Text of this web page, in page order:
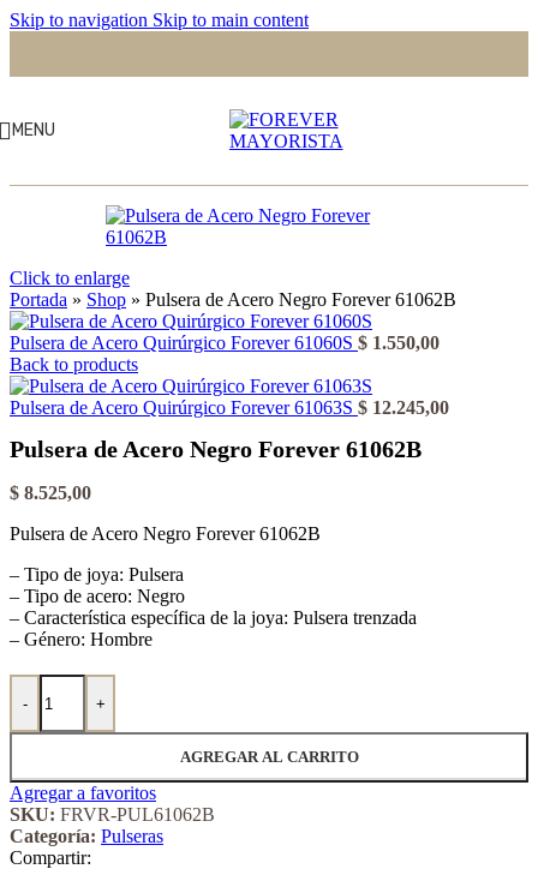
Skip to navigation Skip to main content
MENU
Click to enlarge
Portada » Shop » Pulsera de Acero Negro Forever 61062B
Pulsera de Acero Quirúrgico Forever 61060S $ 1.550,00
Back to products
Pulsera de Acero Quirúrgico Forever 61063S $ 12.245,00
Pulsera de Acero Negro Forever 61062B
$ 8.525,00
Pulsera de Acero Negro Forever 61062B
– Tipo de joya: Pulsera
– Tipo de acero: Negro
– Característica específica de la joya: Pulsera trenzada
– Género: Hombre
-
Pulsera de Acero Negro Forever 61062B cantidad
+
AGREGAR AL CARRITO
Agregar a favoritos
SKU: FRVR-PUL61062B
Categoría: Pulseras
Compartir: